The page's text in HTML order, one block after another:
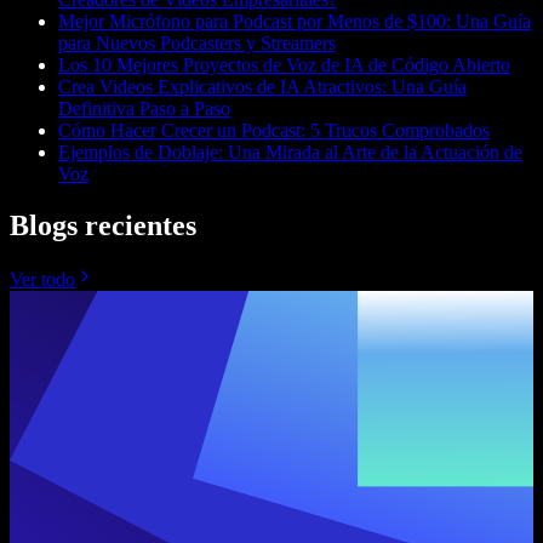
Mejor Micrófono para Podcast por Menos de $100: Una Guía
para Nuevos Podcasters y Streamers
Los 10 Mejores Proyectos de Voz de IA de Código Abierto
Crea Videos Explicativos de IA Atractivos: Una Guía
Definitiva Paso a Paso
Cómo Hacer Crecer un Podcast: 5 Trucos Comprobados
Ejemplos de Doblaje: Una Mirada al Arte de la Actuación de
Voz
Blogs recientes
Ver todo